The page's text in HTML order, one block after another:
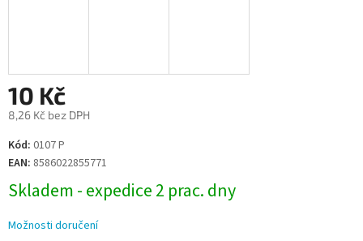
10 Kč
8,26 Kč bez DPH
Měrná
cena:
Kód: 0107 P
EAN: 8586022855771
Skladem - expedice 2 prac. dny
Možnosti doručení